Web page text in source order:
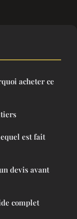
acheter ce
est fait
devis avant
complet